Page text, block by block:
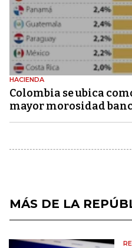
HACIENDA
Colombia se ubica
mayor morosidad
MÁS DE LA